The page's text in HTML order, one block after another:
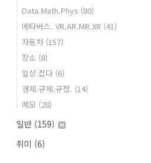
Data.Math.Phys (80)
메타버스. VR.AR.MR.XR (41)
자동차 (157)
장소 (8)
일상.잡다 (6)
경제.규제.규정. (14)
메모 (28)
일반 (159)
취미 (6)